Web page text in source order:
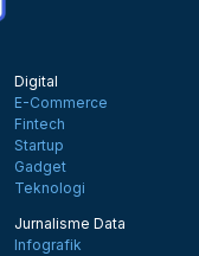
Digital
E-Commerce
Fintech
Startup
Gadget
Teknologi
Jurnalisme Data
Infografik